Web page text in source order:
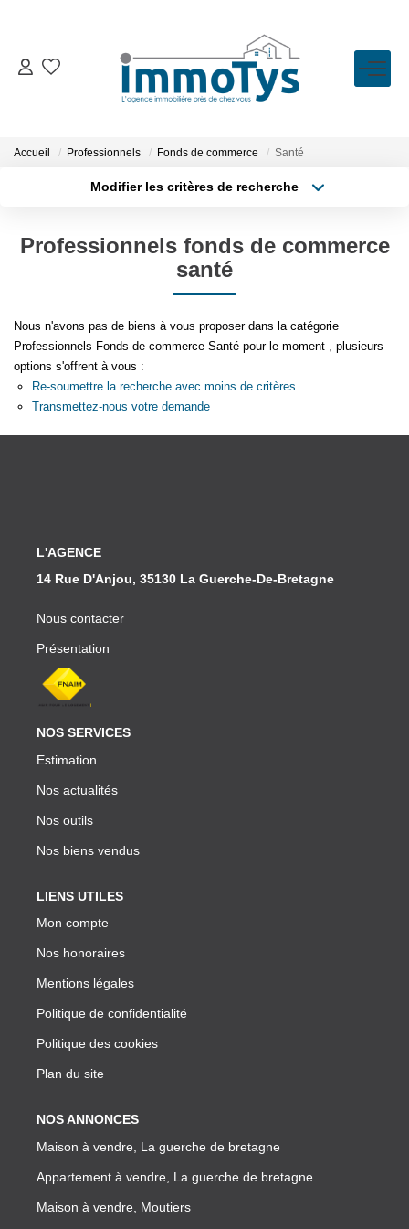
VENTE
LOCATION
BIENS VENDUS
Présentation
L'équipe
Partenaires
Accueil Professionnels Fonds de commerce Santé
Modifier les critères de recherche
Type de bien
Surface min
Créer une alerte
Professionnels fonds de commerce
santé
Nous n'avons pas de biens à vous proposer dans la catégorie
Professionnels Fonds de commerce Santé pour le moment , plusieurs
options s'offrent à vous :
Re-soumettre la recherche avec moins de critères.
Transmettez-nous votre demande
L'AGENCE
14 Rue D'Anjou, 35130 La Guerche-De-Bretagne
Nous contacter
Présentation
NOS SERVICES
Estimation
Nos actualités
Nos outils
Nos biens vendus
LIENS UTILES
Mon compte
Nos honoraires
Mentions légales
Politique de confidentialité
Politique des cookies
Plan du site
NOS ANNONCES
Maison à vendre, La guerche de bretagne
Appartement à vendre, La guerche de bretagne
Maison à vendre, Moutiers